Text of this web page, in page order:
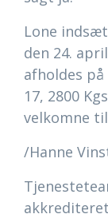
Lone
den 24.
afholdes
17, 2800
velkomne
/Hanne